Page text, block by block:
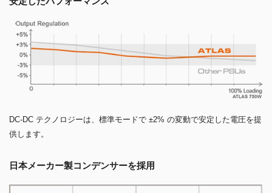
DC-DC テクノロジーは、標準モードで ±2% の変動で安定した電圧を提
供します。
日本メーカー製コンデンサーを採用